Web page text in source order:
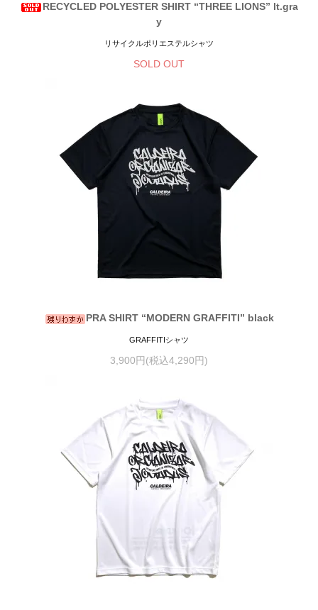
RECYCLED POLYESTER SHIRT “THREE LIONS” lt.gra
y
リサイクルポリエステルシャツ
SOLD OUT
PRA SHIRT “MODERN GRAFFITI” black
GRAFFITIシャツ
3,900円(税込4,290円)